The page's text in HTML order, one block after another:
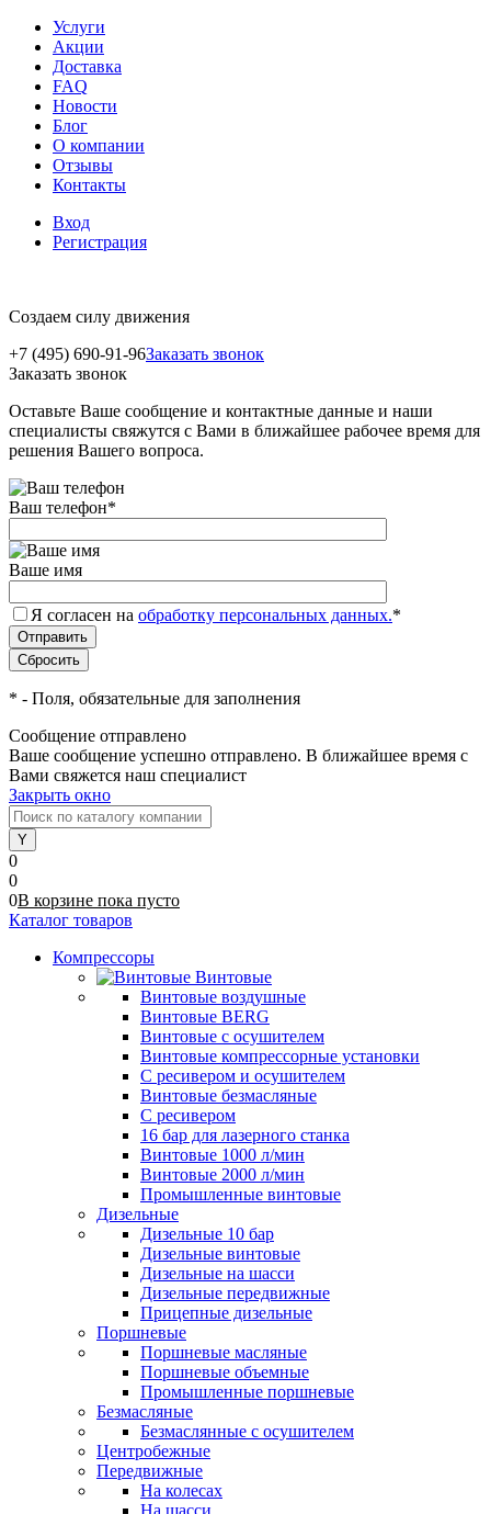
Услуги
Акции
Доставка
FAQ
Новости
Блог
О компании
Отзывы
Контакты
Вход
Регистрация
Создаем силу движения
+7 (495) 690-91-96Заказать звонок
Заказать звонок
Оставьте Ваше сообщение и контактные данные и наши
специалисты свяжутся с Вами в ближайшее рабочее время для
решения Вашего вопроса.
Ваш телефон*
Ваше имя
Я согласен на обработку персональных данных.*
* - Поля, обязательные для заполнения
Сообщение отправлено
Ваше сообщение успешно отправлено. В ближайшее время с
Вами свяжется наш специалист
Закрыть окно
0
0
0В корзине пока пусто
Каталог товаров
Компрессоры
Винтовые
Винтовые воздушные
Винтовые BERG
Винтовые с осушителем
Винтовые компрессорные установки
C ресивером и осушителем
Винтовые безмасляные
C ресивером
16 бар для лазерного станка
Винтовые 1000 л/мин
Винтовые 2000 л/мин
Промышленные винтовые
Дизельные
Дизельные 10 бар
Дизельные винтовые
Дизельные на шасси
Дизельные передвижные
Прицепные дизельные
Поршневые
Поршневые масляные
Поршневые объемные
Промышленные поршневые
Безмасляные
Безмаслянные с осушителем
Центробежные
Передвижные
На колесах
На шасси